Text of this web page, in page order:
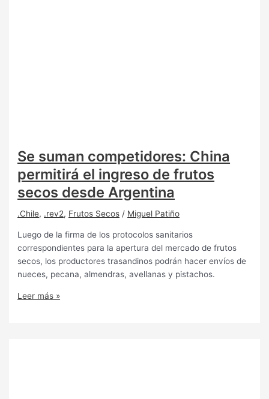
Se suman competidores: China
permitirá el ingreso de frutos
secos desde Argentina
.Chile, .rev2, Frutos Secos / Miguel Patiño
Luego de la firma de los protocolos sanitarios
correspondientes para la apertura del mercado de frutos
secos, los productores trasandinos podrán hacer envíos de
nueces, pecana, almendras, avellanas y pistachos.
Leer más »